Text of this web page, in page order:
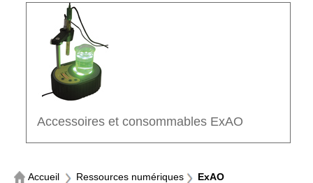
Accessoires et consommables ExAO
Accueil Ressources numériques ExAO